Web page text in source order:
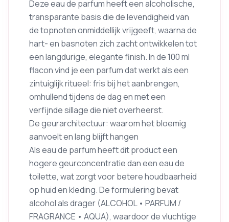
Deze eau de parfum heeft een alcoholische,
transparante basis die de levendigheid van
de topnoten onmiddellijk vrijgeeft, waarna de
hart- en basnoten zich zacht ontwikkelen tot
een langdurige, elegante finish. In de 100 ml
flacon vind je een parfum dat werkt als een
zintuiglijk ritueel: fris bij het aanbrengen,
omhullend tijdens de dag en met een
verfijnde sillage die niet overheerst.
De geurarchitectuur: waarom het bloemig
aanvoelt en lang blijft hangen
Als eau de parfum heeft dit product een
hogere geurconcentratie dan een eau de
toilette, wat zorgt voor betere houdbaarheid
op huid en kleding. De formulering bevat
alcohol als drager (ALCOHOL • PARFUM /
FRAGRANCE • AQUA), waardoor de vluchtige